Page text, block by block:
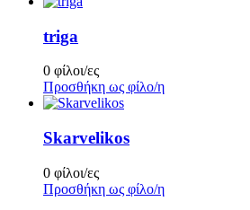
triga
0 φίλοι/ες
Προσθήκη ως φίλο/η
Skarvelikos
0 φίλοι/ες
Προσθήκη ως φίλο/η